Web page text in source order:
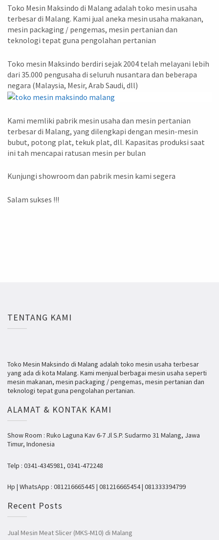
Toko Mesin Maksindo di Malang adalah toko mesin usaha
terbesar di Malang. Kami jual aneka mesin usaha makanan,
mesin packaging / pengemas, mesin pertanian dan
teknologi tepat guna pengolahan pertanian
Toko mesin Maksindo berdiri sejak 2004 telah melayani lebih
dari 35.000 pengusaha di seluruh nusantara dan beberapa
negara (Malaysia, Mesir, Arab Saudi, dll)
Kami memliki pabrik mesin usaha dan mesin pertanian
terbesar di Malang, yang dilengkapi dengan mesin-mesin
bubut, potong plat, tekuk plat, dll. Kapasitas produksi saat
ini tah mencapai ratusan mesin per bulan
Kunjungi showroom dan pabrik mesin kami segera
Salam sukses !!!
TENTANG KAMI
Toko Mesin Maksindo di Malang adalah toko mesin usaha terbesar
yang ada di kota Malang. Kami menjual berbagai mesin usaha seperti
mesin makanan, mesin packaging / pengemas, mesin pertanian dan
teknologi tepat guna pengolahan pertanian.
ALAMAT & KONTAK KAMI
Show Room : Ruko Laguna Kav 6-7 Jl S.P. Sudarmo 31 Malang, Jawa
Timur, Indonesia
Telp : 0341-4345981, 0341-472248
Hp | WhatsApp : 081216665445 | 081216665454 | 081333394799
Recent Posts
Jual Mesin Meat Slicer (MKS-M10) di Malang